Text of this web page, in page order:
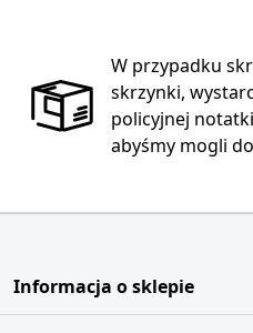
W przypadku
skrzynki,
policyjnej
abyśmy mogli
Informacja o sklepie